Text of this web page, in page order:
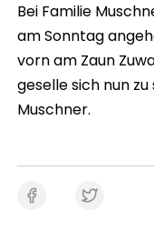
Bei Familie
am Sonntag
vorn am Zaun
geselle sich nun
Muschner.